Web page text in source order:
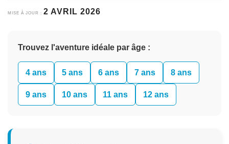
MISE À JOUR : 2 AVRIL 2026
Trouvez l'aventure idéale par âge :
4 ans 5 ans 6 ans 7 ans 8 ans
9 ans 10 ans 11 ans 12 ans